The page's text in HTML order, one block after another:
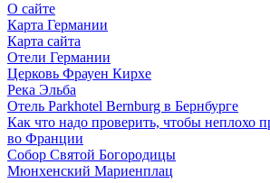
О сайте
Карта Германии
Карта сайта
Отели Германии
Церковь Фрауен Кирхе
Река Эльба
Отель Parkhotel Bernburg в Бернбурге
Как что надо проверить, чтобы неплохо
во Франции
Собор Святой Богородицы
Мюнхенский Мариенплац